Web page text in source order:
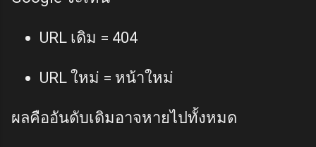
URL เดิม = 404
URL ใหม่ = หน้าใหม่
ผลคืออันดับเดิมอาจหายไปทั้งหมด